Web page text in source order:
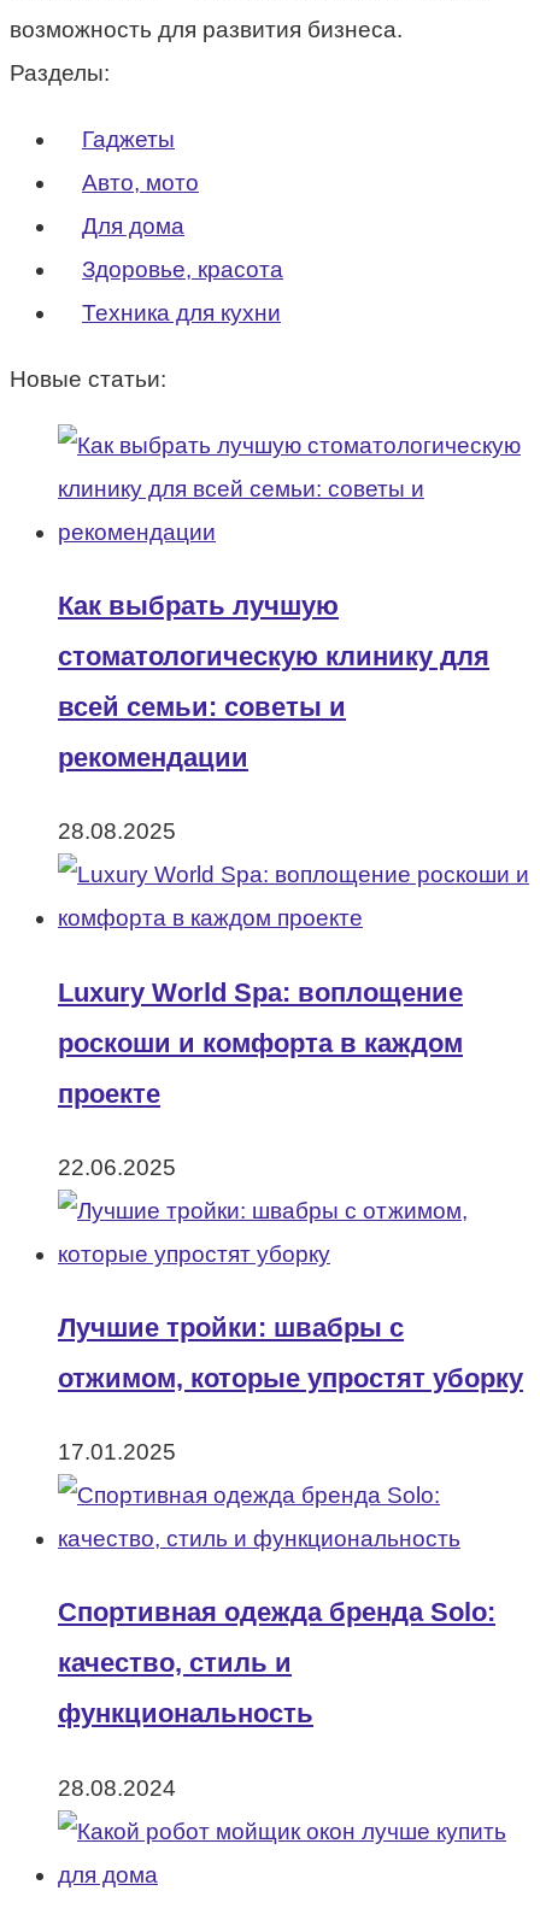
возможность для развития бизнеса.
Разделы:
Гаджеты
Авто, мото
Для дома
Здоровье, красота
Техника для кухни
Новые статьи:
Как выбрать лучшую
стоматологическую клинику для
всей семьи: советы и
рекомендации
28.08.2025
Luxury World Spa: воплощение
роскоши и комфорта в каждом
проекте
22.06.2025
Лучшие тройки: швабры с
отжимом, которые упростят уборку
17.01.2025
Спортивная одежда бренда Solo:
качество, стиль и
функциональность
28.08.2024